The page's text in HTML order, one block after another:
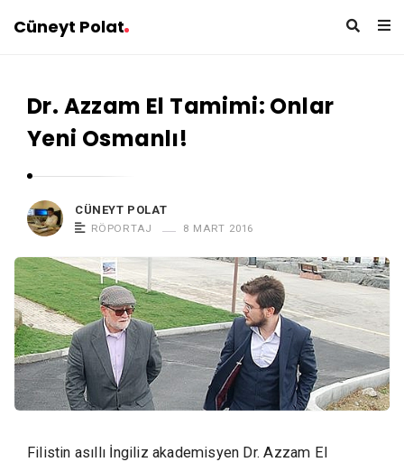
Cüneyt Polat
Dr. Azzam El Tamimi: Onlar
Yeni Osmanlı!
CÜNEYT POLAT
RÖPORTAJ 8 MART 2016
Filistin asıllı İngiliz akademisyen Dr. Azzam El